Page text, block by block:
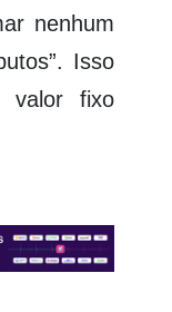
nenhum
Isso
valor fixo